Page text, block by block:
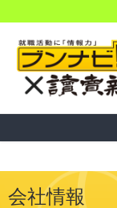
会社情報